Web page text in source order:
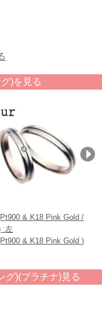
)を見る
& K18 Pink Gold /
:左
& K18 Pink Gold )
グ)(プラチナ)見る